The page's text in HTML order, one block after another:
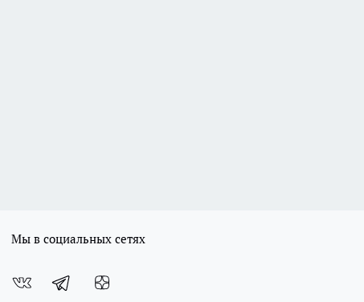
Мы в социальных сетях